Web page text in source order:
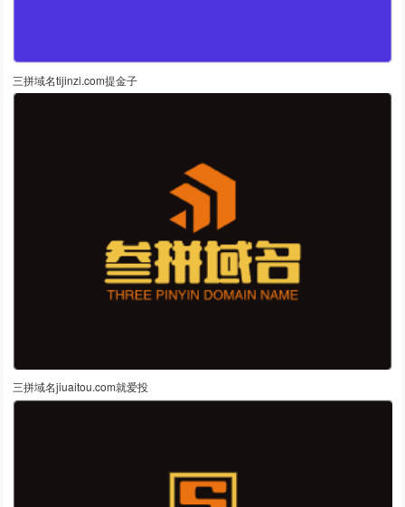
三拼域名tijinzi.com提金子
三拼域名jiuaitou.com就爱投